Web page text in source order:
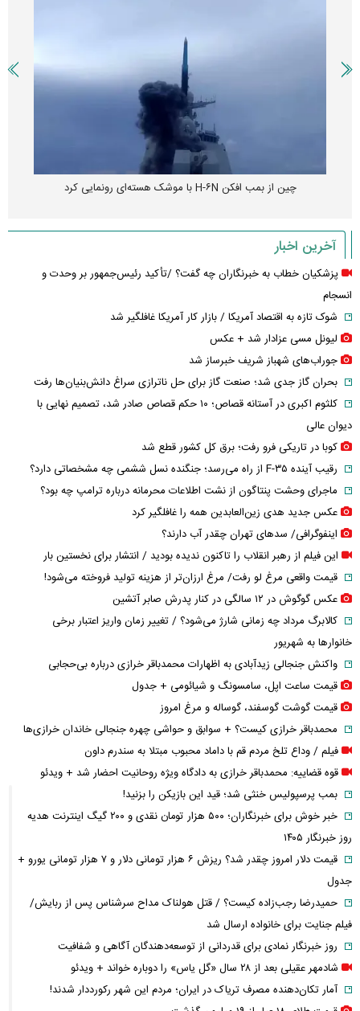
چین از بمب افکن H-۶N با موشک هسته‌ای رونمایی کرد
آخرین اخبار
پزشکیان خطاب به خبرنگاران چه گفت؟ /تأکید رئیس‌جمهور بر وحدت و
انسجام
شوک تازه به اقتصاد آمریکا / بازار کار آمریکا غافلگیر شد
لیونل مسی عزادار شد + عکس
جوراب‌های شهباز شریف خبرساز شد
بحران گاز جدی شد؛ صنعت گاز برای حل ناترازی سراغ دانش‌بنیان‌ها رفت
کلثوم اکبری در آستانه قصاص؛ ۱۰ حکم قصاص صادر شد، تصمیم نهایی با
دیوان عالی
کوبا در تاریکی فرو رفت؛ برق کل کشور قطع شد
رقیب آینده F-۳۵ از راه می‌رسد؛ جنگنده نسل ششمی چه مشخصاتی دارد؟
ماجرای وحشت پنتاگون از نشت اطلاعات محرمانه درباره ترامپ چه بود؟
عکس جدید هدی زین‌العابدین همه را غافلگیر کرد
اینفوگرافی/ سدهای تهران چقدر آب دارند؟
این فیلم از رهبر انقلاب را تاکنون ندیده بودید / انتشار برای نخستین بار
قیمت واقعی مرغ لو رفت/ مرغ ارزان‌تر از هزینه تولید فروخته می‌شود!
عکس گوگوش در ۱۲ سالگی در کنار پدرش صابر آتشین
کالابرگ مرداد چه زمانی شارژ می‌شود؟ / تغییر زمان واریز اعتبار برخی
خانوارها به شهریور
واکنش جنجالی زیدآبادی به اظهارات محمدباقر خرازی درباره بی‌حجابی
قیمت ساعت اپل، سامسونگ و شیائومی + جدول
قیمت گوشت گوسفند، گوساله و مرغ امروز
محمدباقر خرازی کیست؟ + سوابق و حواشی چهره جنجالی خاندان خرازی‌ها
فیلم / وداع تلخ مردم قم با داماد محبوب مبتلا به سندرم داون
قوه قضاییه: محمدباقر خرازی به دادگاه ویژه روحانیت احضار شد + ویدئو
بمب پرسپولیس خنثی شد؛ قید این بازیکن را بزنید!
خبر خوش برای خبرنگاران؛ ۵۰۰ هزار تومان نقدی و ۲۰۰ گیگ اینترنت هدیه
روز خبرنگار ۱۴۰۵
قیمت دلار امروز چقدر شد؟ ریزش ۶ هزار تومانی دلار و ۷ هزار تومانی یورو +
جدول
حمیدرضا رجب‌زاده کیست؟ / قتل هولناک مداح سرشناس پس از ربایش/
فیلم جنایت برای خانواده ارسال شد
روز خبرنگار نمادی برای قدردانی از توسعه‌دهندگان آگاهی و شفافیت
شادمهر عقیلی بعد از ۲۸ سال «گل یاس» را دوباره خواند + ویدئو
آمار تکان‌دهنده مصرف تریاک در ایران؛ مردم این شهر رکورددار شدند!